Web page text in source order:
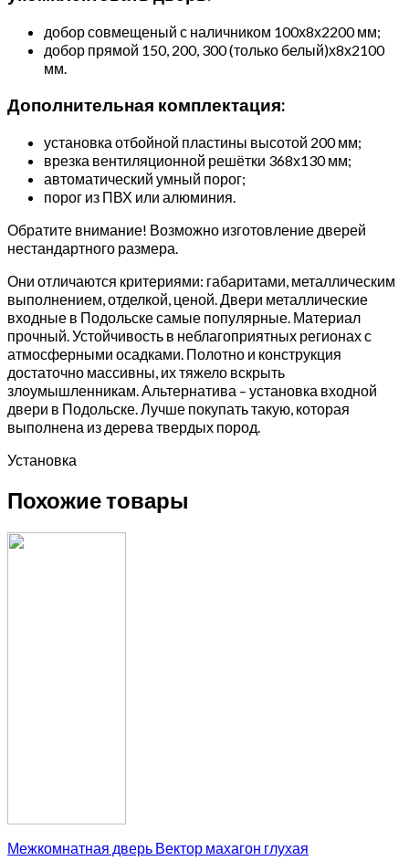
добор совмещеный с наличником 100х8х2200 мм;
добор прямой 150, 200, 300 (только белый)х8х2100
мм.
Дополнительная комплектация:
установка отбойной пластины высотой 200 мм;
врезка вентиляционной решётки 368х130 мм;
автоматический умный порог;
порог из ПВХ или алюминия.
Обратите внимание! Возможно изготовление дверей
нестандартного размера.
Они отличаются критериями: габаритами, металлическим
выполнением, отделкой, ценой. Двери металлические
входные в Подольске самые популярные. Материал
прочный. Устойчивость в неблагоприятных регионах с
атмосферными осадками. Полотно и конструкция
достаточно массивны, их тяжело вскрыть
злоумышленникам. Альтернатива – установка входной
двери в Подольске. Лучше покупать такую, которая
выполнена из дерева твердых пород.
Установка
Похожие товары
Межкомнатная дверь Вектор махагон глухая